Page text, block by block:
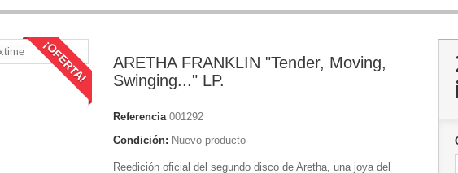
¡OFERTA!
ARETHA FRANKLIN "Tender, Moving,
Swinging..." LP.
Referencia 001292
Condición: Nuevo producto
Reedición oficial del segundo disco de Aretha, una joya del